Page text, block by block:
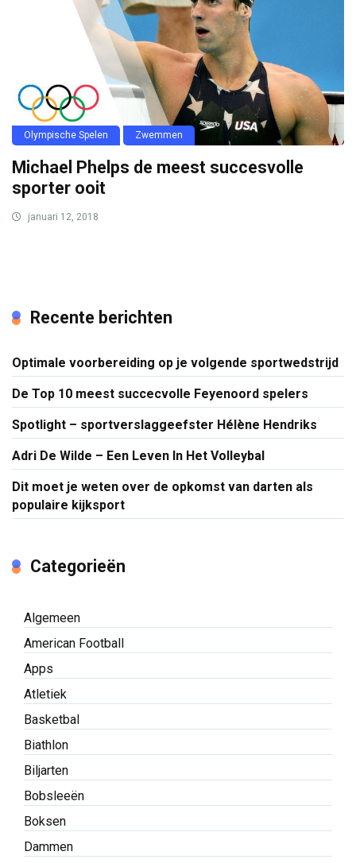
Olympische Spelen Zwemmen
Michael Phelps de meest succesvolle
sporter ooit
januari 12, 2018
Recente berichten
Optimale voorbereiding op je volgende sportwedstrijd
De Top 10 meest succecvolle Feyenoord spelers
Spotlight – sportverslaggeefster Hélène Hendriks
Adri De Wilde – Een Leven In Het Volleybal
Dit moet je weten over de opkomst van darten als
populaire kijksport
Categorieën
Algemeen
American Football
Apps
Atletiek
Basketbal
Biathlon
Biljarten
Bobsleeën
Boksen
Dammen